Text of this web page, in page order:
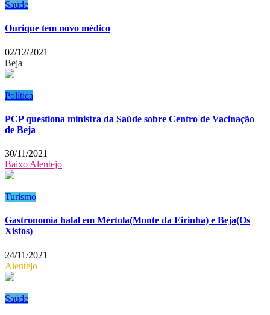
Saúde
Ourique tem novo médico
02/12/2021
Beja
Política
PCP questiona ministra da Saúde sobre Centro de Vacinação
de Beja
30/11/2021
Baixo Alentejo
Turismo
Gastronomia halal em Mértola(Monte da Eirinha) e Beja(Os
Xistos)
24/11/2021
Alentejo
Saúde